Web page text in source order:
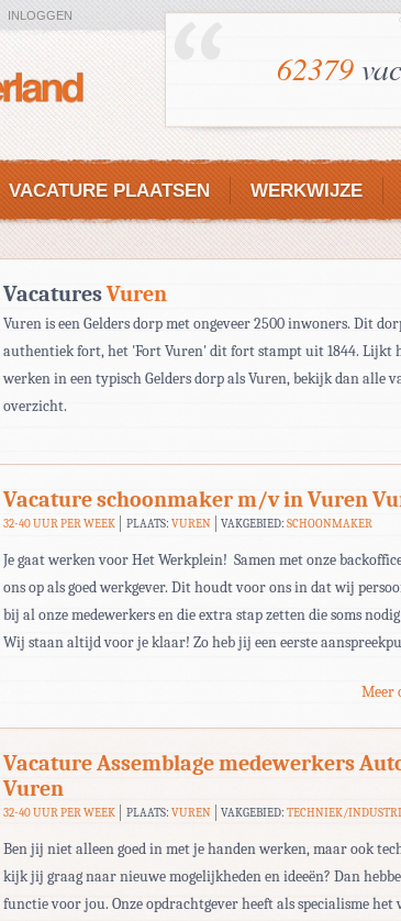
INLOGGEN
62379
VACATURE PLAATSEN WERKWIJZE
VacaturesVuren
Vuren is een Gelders dorp met ongeveer 2500 inwoners. Dit
authentiek fort, het 'Fort Vuren' dit fort stampt uit 1844. Lijkt
werken in een typisch Gelders dorp als Vuren, bekijk dan alle
overzicht.
Vacature schoonmaker m/v in Vuren
32-40 UUR PER WEEK PLAATS: VUREN VAKGEBIED:SCHOONMAKER
Je gaat werken voor Het Werkplein! Samen met onze
ons op als goed werkgever. Dit houdt voor ons in dat wij
bij al onze medewerkers en die extra stap zetten die soms
Wij staan altijd voor je klaar! Zo heb jij een eerste
Meer
Vacature Assemblage medewerkers
Vuren
32-40 UUR PER WEEK PLAATS: VUREN VAKGEBIED:TECHNIEK/
Ben jij niet alleen goed in met je handen werken, maar ook
kijk jij graag naar nieuwe mogelijkheden en ideeën? Dan
functie voor jou. Onze opdrachtgever heeft als specialisme het